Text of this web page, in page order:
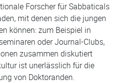
Forscher für Sabbaticals
mit denen sich die jungen
können: zum Beispiel in
oder Journal-Clubs,
zusammen diskutiert
ist unerlässlich für die
von Doktoranden.